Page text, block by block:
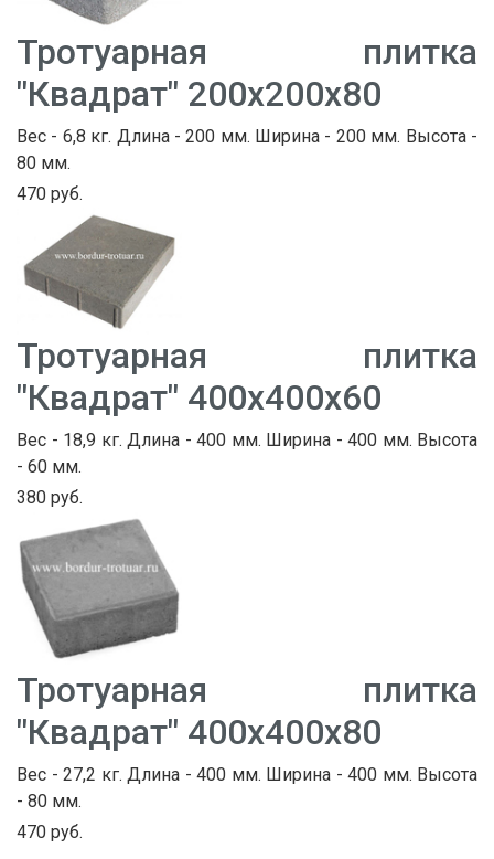
Тротуарная плитка
"Квадрат" 200х200х80
Вес - 6,8 кг. Длина - 200 мм. Ширина - 200 мм. Высота -
80 мм.
470 руб.
Тротуарная плитка
"Квадрат" 400х400х60
Вес - 18,9 кг. Длина - 400 мм. Ширина - 400 мм. Высота
- 60 мм.
380 руб.
Тротуарная плитка
"Квадрат" 400х400х80
Вес - 27,2 кг. Длина - 400 мм. Ширина - 400 мм. Высота
- 80 мм.
470 руб.